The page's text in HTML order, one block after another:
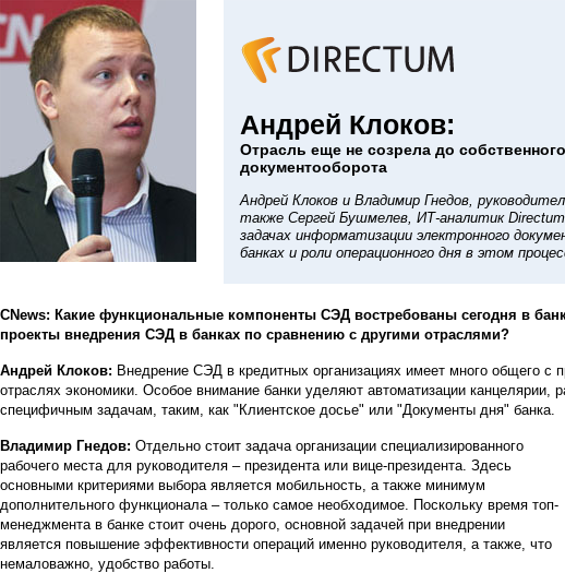
Андрей Клоков:
Отрасль еще не созрела до
документооборота
Андрей Клоков и Владимир Гнедов,
также Сергей Бушмелев, ИТ-аналитик
задачах информатизации электронного
банках и роли операционного дня в этом
CNews: Какие функциональные компоненты СЭД востребованы сегодня в
проекты внедрения СЭД в банках по сравнению с другими отраслями?
Андрей Клоков: Внедрение СЭД в кредитных организациях имеет много общего с
отраслях экономики. Особое внимание банки уделяют автоматизации канцелярии,
специфичным задачам, таким, как "Клиентское досье" или "Документы дня" банка.
Владимир Гнедов: Отдельно стоит задача организации специализированного
рабочего места для руководителя – президента или вице-президента. Здесь
основными критериями выбора является мобильность, а также минимум
дополнительного функционала – только самое необходимое. Поскольку время топ-
менеджмента в банке стоит очень дорого, основной задачей при внедрении
является повышение эффективности операций именно руководителя, а также, что
немаловажно, удобство работы.